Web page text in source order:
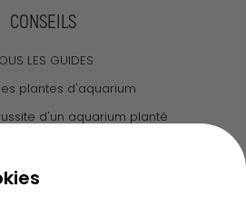
CONSEILS
LES GUIDES
plantes d'aquarium
d'un aquarium planté
d'Ammannia